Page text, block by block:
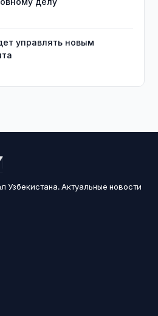
управлять новым
Узбекистана. Актуальные новости